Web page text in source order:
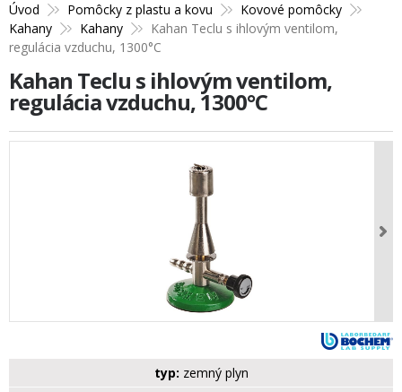
Úvod Pomôcky z plastu a kovu
Kovové pomôcky
Kahany
Kahany
Kahan Teclu s ihlovým ventilom,
regulácia vzduchu, 1300°C
Kahan Teclu s ihlovým ventilom,
regulácia vzduchu, 1300°C
typ: zemný plyn